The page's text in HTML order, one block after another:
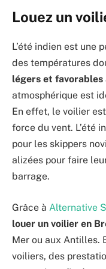
Louez un
L’été indien est une
des températures
légers et favorables
atmosphérique est
En effet, le voilier
force du vent. L’été
pour les skippers
alizées pour faire
barrage.
Grâce à Alternative
louer un voilier en
Mer ou aux Antilles.
voiliers, des